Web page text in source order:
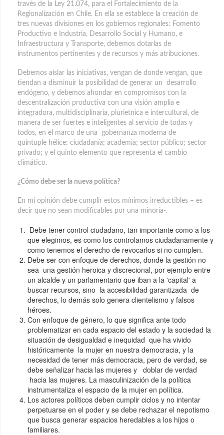
través de la Ley 21.074, para el Fortalecimiento de la
Regionalización en Chile. En ella se establece la creación de
tres nuevas divisiones en los gobiernos regionales: Fomento
Productivo e Industria, Desarrollo Social y Humano, e
Infraestructura y Transporte, debemos dotarlas de
instrumentos pertinentes y de recursos y más atribuciones.
Debemos aislar las iniciativas, vengan de donde vengan, que
tiendan a disminuir la posibilidad de generar un desarrollo
endógeno, y debemos ahondar en compromisos con la
descentralización productiva con una visión amplia e
integradora, multidisciplinaria, plurietnica e intercultural, de
manera de ser fuertes e inteligentes al servicio de todas y
todos, en el marco de una gobernanza moderna de
quíntuple hélice: ciudadanía; academia; sector público; sector
privado; y el quinto elemento que representa el cambio
climático.
¿Cómo debe ser la nueva política?
En mi opinión debe cumplir estos mínimos irreductibles – es
decir que no sean modificables por una minoría-.
Debe tener control ciudadano, tan importante como a los
que elegimos, es como los controlamos ciudadanamente y
como tenemos el derecho de revocarlos si no cumplen.
Debe ser con enfoque de derechos, donde la gestión no
sea una gestión heroica y discrecional, por ejemplo entre
un alcalde y un parlamentario que iban a la 'capital' a
buscar recursos, sino la accesibilidad garantizada de
derechos, lo demás solo genera clientelismo y falsos
héroes.
Con enfoque de género, lo que significa ante todo
problematizar en cada espacio del estado y la sociedad la
situación de desigualdad e inequidad que ha vivido
históricamente la mujer en nuestra democracia, y la
necesidad de tener más democracia, pero de verdad, se
debe señalizar hacia las mujeres y doblar de verdad
hacia las mujeres. La masculinización de la política
instrumentaliza el espacio de la mujer en política.
Los actores políticos deben cumplir ciclos y no intentar
perpetuarse en el poder y se debe rechazar el nepotismo
que busca generar espacios heredables a los hijos o
familiares.